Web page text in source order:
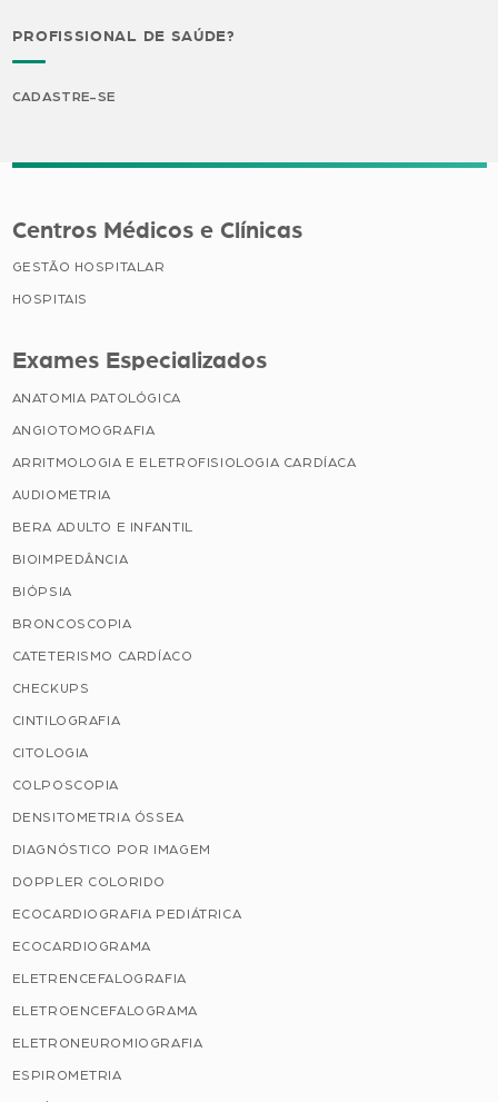
PROFISSIONAL DE SAÚDE?
CADASTRE-SE
Centros Médicos e Clínicas
GESTÃO HOSPITALAR
HOSPITAIS
Exames Especializados
ANATOMIA PATOLÓGICA
ANGIOTOMOGRAFIA
ARRITMOLOGIA E ELETROFISIOLOGIA CARDÍACA
AUDIOMETRIA
BERA ADULTO E INFANTIL
BIOIMPEDÂNCIA
BIÓPSIA
BRONCOSCOPIA
CATETERISMO CARDÍACO
CHECKUPS
CINTILOGRAFIA
CITOLOGIA
COLPOSCOPIA
DENSITOMETRIA ÓSSEA
DIAGNÓSTICO POR IMAGEM
DOPPLER COLORIDO
ECOCARDIOGRAFIA PEDIÁTRICA
ECOCARDIOGRAMA
ELETRENCEFALOGRAFIA
ELETROENCEFALOGRAMA
ELETRONEUROMIOGRAFIA
ESPIROMETRIA